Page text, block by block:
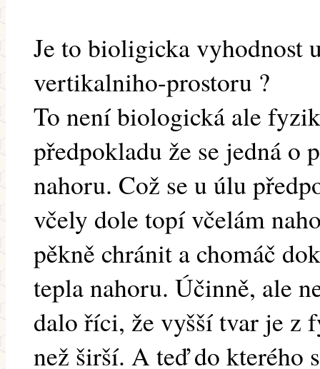
Je to bioligicka vyhodnost
vertikalniho-prostoru ?
To není biologická ale
předpokladu že se jedná o
nahoru. Což se u úlu
včely dole topí včelám
pěkně chránit a chomáč
tepla nahoru. Účinně, ale
dalo říci, že vyšší tvar je z
než širší. A teď do kterého